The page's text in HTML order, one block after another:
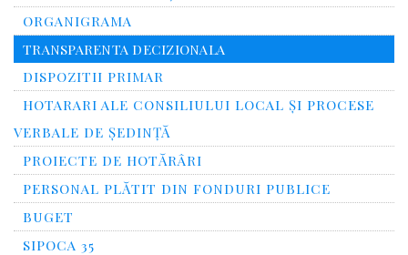
ORGANIGRAMA
TRANSPARENTA DECIZIONALA
DISPOZITII PRIMAR
HOTARARI ALE CONSILIULUI LOCAL ȘI PROCESE
VERBALE DE ȘEDINȚĂ
PROIECTE DE HOTĂRÂRI
PERSONAL PLĂTIT DIN FONDURI PUBLICE
BUGET
SIPOCA 35